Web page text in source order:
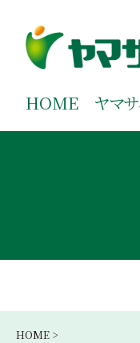
ご覧ください。
HOME ヤマ
HOME >